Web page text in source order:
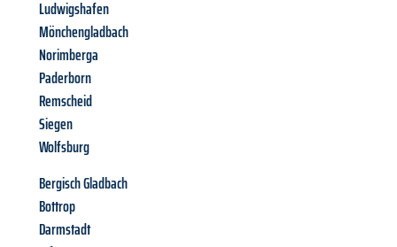
Ludwigshafen
Mönchengladbach
Norimberga
Paderborn
Remscheid
Siegen
Wolfsburg
Bergisch Gladbach
Bottrop
Darmstadt